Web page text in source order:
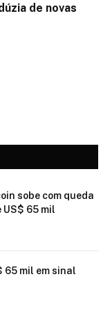
de novas
sobe com queda
US$ 65 mil
65 mil em sinal